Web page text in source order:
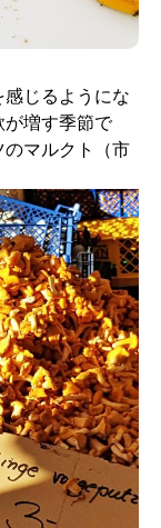
じるようにな
増す季節で
マルクト（市